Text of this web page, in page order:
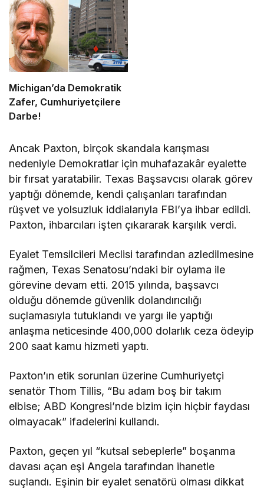
Michigan’da Demokratik
Zafer, Cumhuriyetçilere
Darbe!
Ancak Paxton, birçok skandala karışması
nedeniyle Demokratlar için muhafazakâr eyalette
bir fırsat yaratabilir. Texas Başsavcısı olarak görev
yaptığı dönemde, kendi çalışanları tarafından
rüşvet ve yolsuzluk iddialarıyla FBI’ya ihbar edildi.
Paxton, ihbarcıları işten çıkararak karşılık verdi.
Eyalet Temsilcileri Meclisi tarafından azledilmesine
rağmen, Texas Senatosu’ndaki bir oylama ile
görevine devam etti. 2015 yılında, başsavcı
olduğu dönemde güvenlik dolandırıcılığı
suçlamasıyla tutuklandı ve yargı ile yaptığı
anlaşma neticesinde 400,000 dolarlık ceza ödeyip
200 saat kamu hizmeti yaptı.
Paxton’ın etik sorunları üzerine Cumhuriyetçi
senatör Thom Tillis, “Bu adam boş bir takım
elbise; ABD Kongresi’nde bizim için hiçbir faydası
olmayacak” ifadelerini kullandı.
Paxton, geçen yıl “kutsal sebeplerle” boşanma
davası açan eşi Angela tarafından ihanetle
suçlandı. Eşinin bir eyalet senatörü olması dikkat